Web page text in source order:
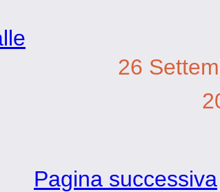
26
Pagina successiva